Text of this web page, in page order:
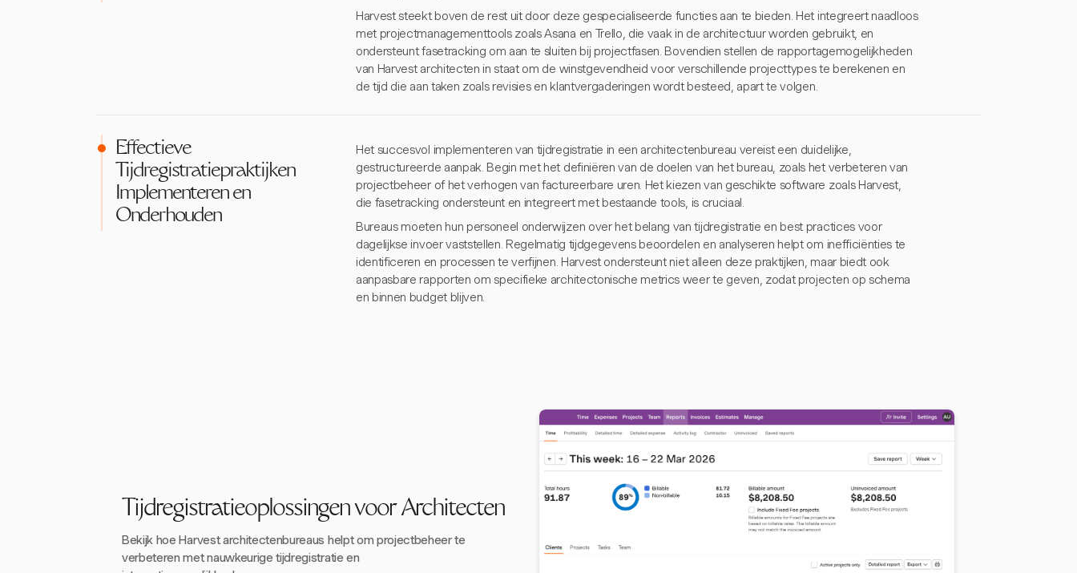
Harvest steekt boven de rest uit door deze gespecialiseerde functies aan te bieden. Het integreert naadloos
met projectmanagementtools zoals Asana en Trello, die vaak in de architectuur worden gebruikt, en
ondersteunt fasetracking om aan te sluiten bij projectfasen. Bovendien stellen de rapportagemogelijkheden
van Harvest architecten in staat om de winstgevendheid voor verschillende projecttypes te berekenen en
de tijd die aan taken zoals revisies en klantvergaderingen wordt besteed, apart te volgen.
Effectieve
Tijdregistratiepraktijken
Implementeren en
Onderhouden
Het succesvol implementeren van tijdregistratie in een architectenbureau vereist een duidelijke,
gestructureerde aanpak. Begin met het definiëren van de doelen van het bureau, zoals het verbeteren van
projectbeheer of het verhogen van factureerbare uren. Het kiezen van geschikte software zoals Harvest,
die fasetracking ondersteunt en integreert met bestaande tools, is cruciaal.
Bureaus moeten hun personeel onderwijzen over het belang van tijdregistratie en best practices voor
dagelijkse invoer vaststellen. Regelmatig tijdgegevens beoordelen en analyseren helpt om inefficiënties te
identificeren en processen te verfijnen. Harvest ondersteunt niet alleen deze praktijken, maar biedt ook
aanpasbare rapporten om specifieke architectonische metrics weer te geven, zodat projecten op schema
en binnen budget blijven.
Tijdregistratieoplossingen voor Architecten
Bekijk hoe Harvest architectenbureaus helpt om projectbeheer te
verbeteren met nauwkeurige tijdregistratie en